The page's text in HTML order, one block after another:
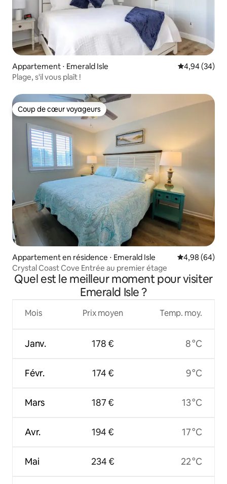
Appartement ⋅ Emerald Isle Évaluation
4,94 (34)
Plage, s'il vous plaît !
Coup de cœur voyageurs
Coup de cœur voyageurs
Appartement en résidence ⋅ Emerald Isle Évaluation
4,98 (64)
Crystal Coast Cove Entrée au premier étage
Quel est le meilleur moment pour visiter
Emerald Isle ?
Mois
Janv.
Févr.
Mars
Avr.
Mai
Prix moyen
178 €
174 €
187 €
194 €
234 €
Temp. moy.
8 °C
9 °C
13 °C
17 °C
22 °C